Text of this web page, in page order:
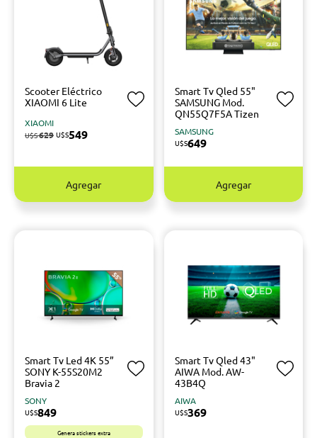
Scooter Eléctrico
XIAOMI 6 Lite
XIAOMI
U$S629 U$S549
Agregar
Smart Tv Qled 55"
SAMSUNG Mod.
QN55Q7F5A Tizen
SAMSUNG
U$S649
Agregar
Smart Tv Led 4K 55”
SONY K-55S20M2
Bravia 2
SONY
U$S849
Genera stickers extra
Smart Tv Qled 43"
AIWA Mod. AW-
43B4Q
AIWA
U$S369